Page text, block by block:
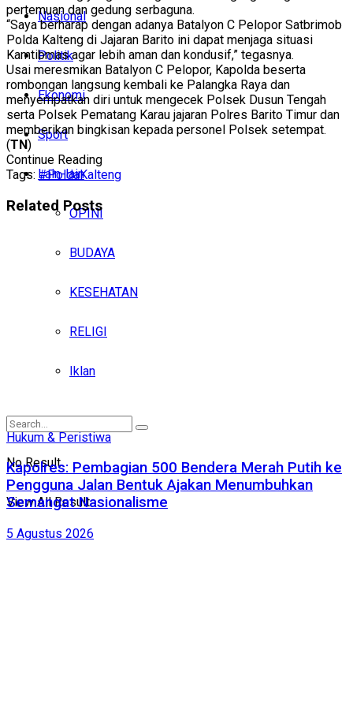
Nasional
Politik
Ekonomi
Sport
Lain-lain
OPINI
BUDAYA
KESEHATAN
RELIGI
Iklan
No Result
View All Result
pertemuan dan gedung serbaguna.
“Saya berharap dengan adanya Batalyon C Pelopor Satbrimob
Polda Kalteng di Jajaran Barito ini dapat menjaga situasi
Kamtibmas agar lebih aman dan kondusif,” tegasnya.
Usai meresmikan Batalyon C Pelopor, Kapolda beserta
rombongan langsung kembali ke Palangka Raya dan
menyempatkan diri untuk mengecek Polsek Dusun Tengah
serta Polsek Pematang Karau jajaran Polres Barito Timur dan
memberikan bingkisan kepada personel Polsek setempat.
(TN)
Continue Reading
Tags: #PoldaKalteng
Related Posts
Hukum & Peristiwa
Kapolres: Pembagian 500 Bendera Merah Putih ke
Pengguna Jalan Bentuk Ajakan Menumbuhkan
Semangat Nasionalisme
5 Agustus 2026